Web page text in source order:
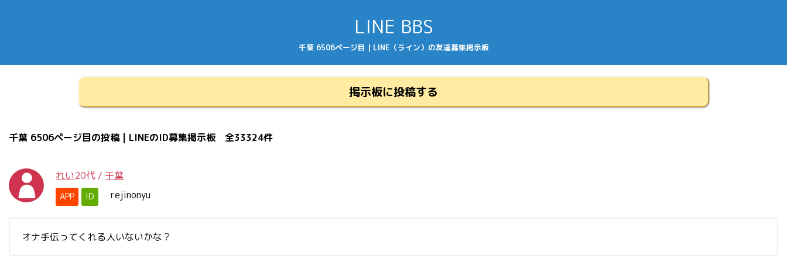
LINE BBS
千葉 6506ページ目 | LINE（ライン）の友達募集掲示板
掲示板に投稿する
千葉 6506ページ目の投稿 | LINEのID募集掲示板 全33324件
れい20代 / 千葉
APP ID rejinonyu
オナ手伝ってくれる人いないかな？